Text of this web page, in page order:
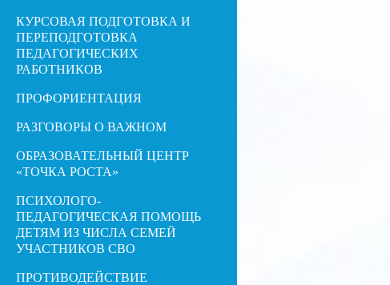
КУРСОВАЯ ПОДГОТОВКА И
ПЕРЕПОДГОТОВКА
ПЕДАГОГИЧЕСКИХ
РАБОТНИКОВ
ПРОФОРИЕНТАЦИЯ
РАЗГОВОРЫ О ВАЖНОМ
ОБРАЗОВАТЕЛЬНЫЙ ЦЕНТР
«ТОЧКА РОСТА»
ПСИХОЛОГО-
ПЕДАГОГИЧЕСКАЯ ПОМОЩЬ
ДЕТЯМ ИЗ ЧИСЛА СЕМЕЙ
УЧАСТНИКОВ СВО
ПРОТИВОДЕЙСТВИЕ